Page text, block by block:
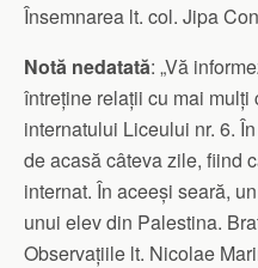
Însemnarea lt. col. Jipa
Notă nedatată: „Vă
întreține relații cu mai
internatului Liceului nr. 6.
de acasă câteva zile, fiind
internat. În aceeși seară,
unui elev din Palestina.
Observațiile lt. Nicolae